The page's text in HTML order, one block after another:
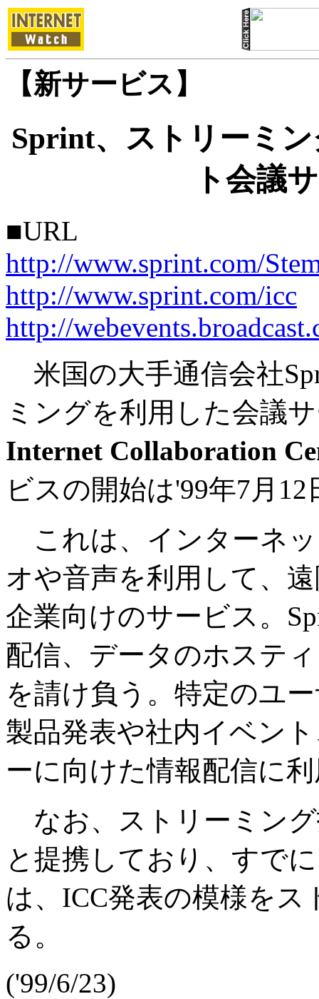
【新サービス】
Sprint、ストリーミ
ト会議
■URL
http://www.sprint.com/
http://www.sprint.com/icc
http://
米国の大手通信会社
ミングを利用した会議
Internet Collaboration
ビスの開始は'99年7月12
これは、インターネ
オや音声を利用して、
企業向けのサービス。
配信、データのホステ
を請け負う。特定のユ
製品発表や社内イベン
ーに向けた情報配信に
なお、ストリーミング
と提携しており、すで
は、ICC発表の模様を
る。
('99/6/23)